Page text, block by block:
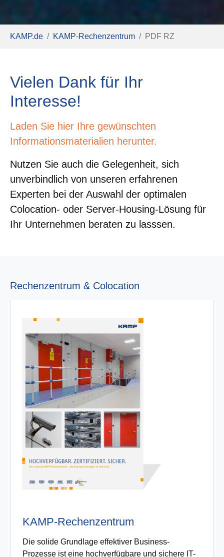
KAMP.de KAMP-Rechenzentrum PDF RZ
Vielen Dank für Ihr
Interesse!
Laden Sie hier Ihre gewünschten
Informationsmaterialien herunter.
Nutzen Sie auch die Gelegenheit, sich
unverbindlich von unseren erfahrenen
Experten bei der Auswahl der optimalen
Colocation- oder Server-Housing-Lösung für
Ihr Unternehmen beraten zu lasssen.
Rechenzentrum & Colocation
KAMP-Rechenzentrum
Die solide Grundlage effektiver Business-
Prozesse ist eine hochverfügbare und sichere IT-